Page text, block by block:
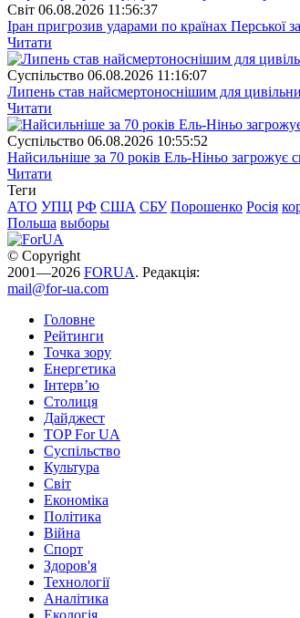
Свiт 06.08.2026 11:56:37
Іран пригрозив ударами по країнах Перської
Читати
Суспiльство 06.08.2026 11:16:07
Липень став найсмертоноснішим для
Читати
Суспiльство 06.08.2026 10:55:52
Найсильніше за 70 років Ель-Ніньо загрожує
Читати
Теги
АТО УПЦ РФ США СБУ Порошенко Росія
Польша выборы
© Copyright
2001—2026 FORUA. Редакція:
mail@for-ua.com
Головне
Рейтинги
Точка зору
Енергетика
Інтерв’ю
Столиця
Дайджест
TOP For UA
Суспiльство
Культура
Світ
Економіка
Політика
Війна
Спорт
Здоров'я
Технології
Аналітика
Екологія